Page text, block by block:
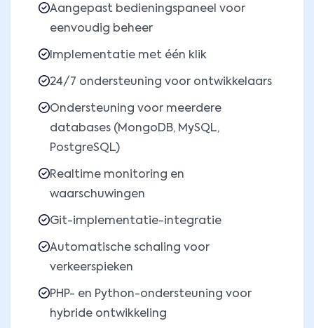
Aangepast bedieningspaneel voor
eenvoudig beheer
Implementatie met één klik
24/7 ondersteuning voor ontwikkelaars
Ondersteuning voor meerdere
databases (MongoDB, MySQL,
PostgreSQL)
Realtime monitoring en
waarschuwingen
Git-implementatie-integratie
Automatische schaling voor
verkeerspieken
PHP- en Python-ondersteuning voor
hybride ontwikkeling